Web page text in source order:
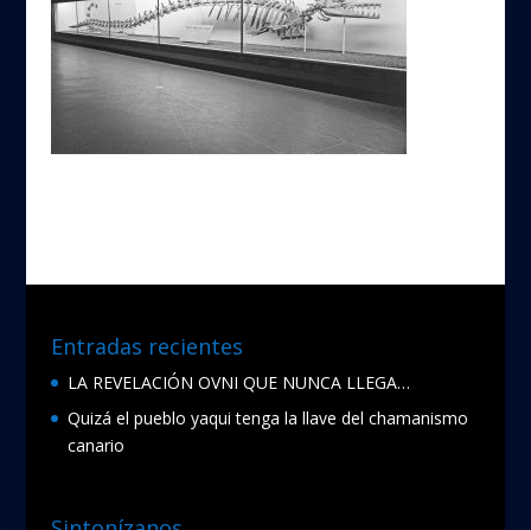
Entradas recientes
LA REVELACIÓN OVNI QUE NUNCA LLEGA…
Quizá el pueblo yaqui tenga la llave del chamanismo
canario